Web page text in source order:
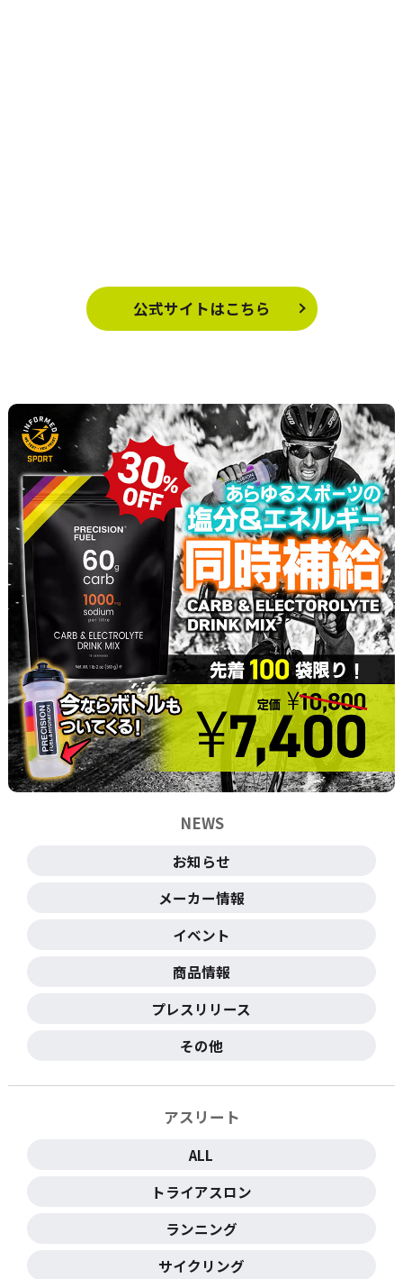
公式サイトはこちら
NEWS
お知らせ
メーカー情報
イベント
商品情報
プレスリリース
その他
アスリート
ALL
トライアスロン
ランニング
サイクリング